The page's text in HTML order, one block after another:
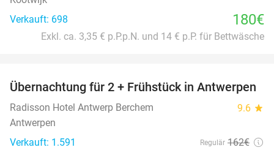
Verkauft: 698
180€
Exkl. ca. 3,35 € p.P.p.N. und 14 € p.P. für Bettwäsche
33%
Übernachtung für 2 + Frühstück in Antwerpen
Radisson Hotel Antwerp Berchem 9.6 star
Antwerpen
Verkauft: 1.591
Regulär 162€